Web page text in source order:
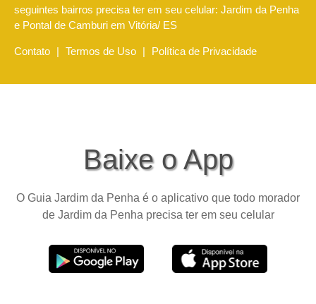
seguintes bairros precisa ter em seu celular: Jardim da Penha
e Pontal de Camburi em Vitória/ ES
Contato | Termos de Uso | Política de Privacidade
Baixe o App
O Guia Jardim da Penha é o aplicativo que todo morador
de Jardim da Penha precisa ter em seu celular